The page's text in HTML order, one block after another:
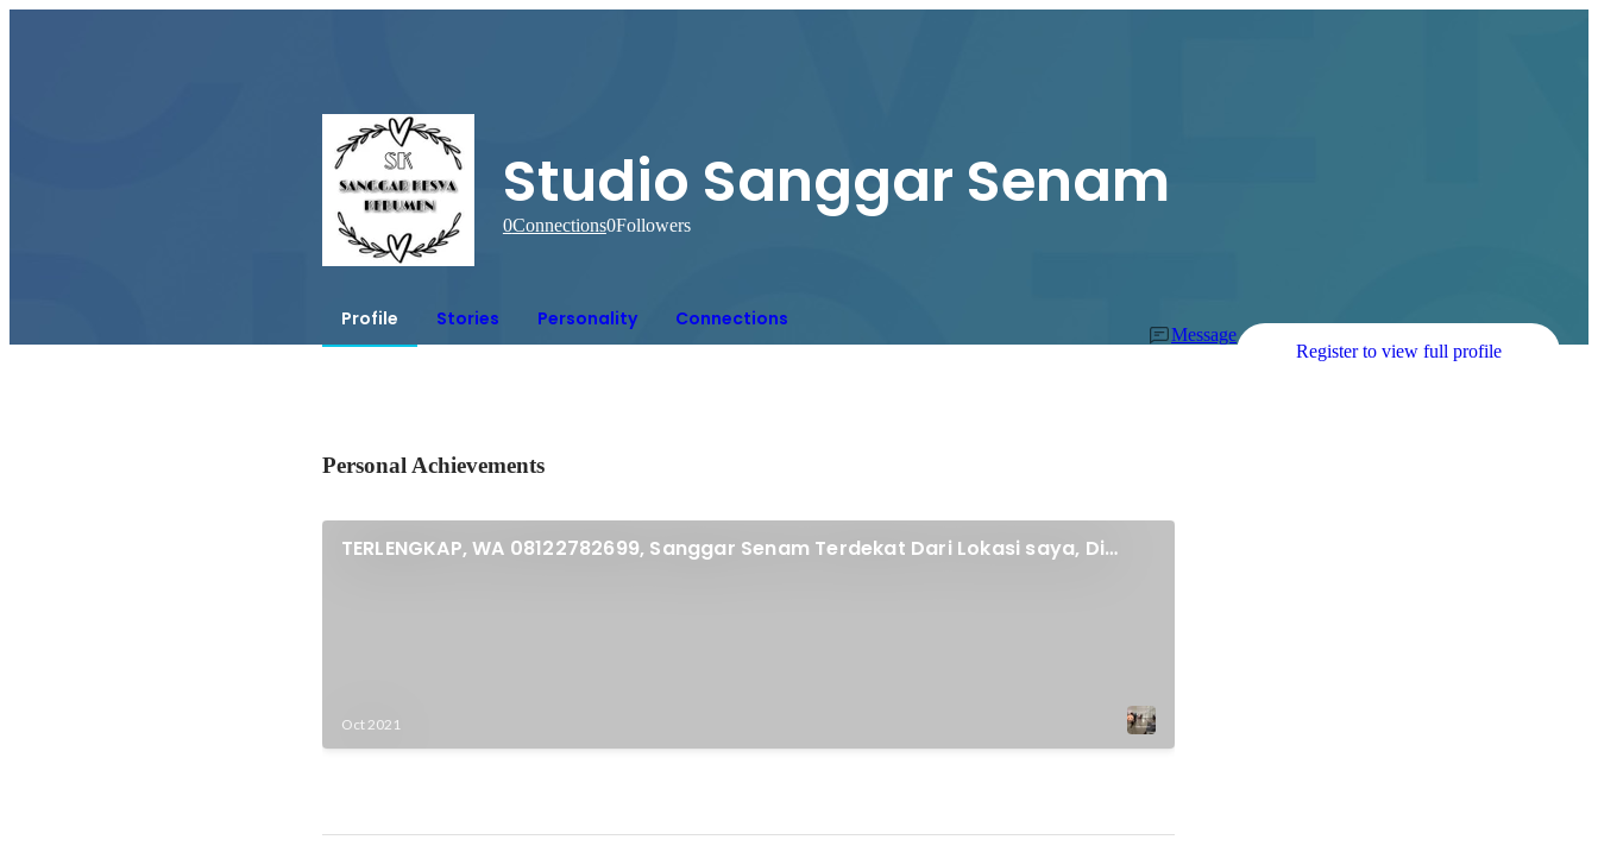
Studio Sanggar Senam
0Connections0Followers
Profile Stories Personality Connections
Message
Register to view full profile
Personal Achievements
TERLENGKAP, WA 08122782699, Sanggar Senam Terdekat Dari Lokasi saya, Di
Oct 2021